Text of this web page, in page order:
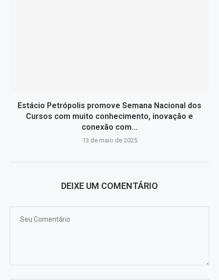
Estácio Petrópolis promove Semana Nacional dos
Cursos com muito conhecimento, inovação e
conexão com...
13 de maio de 2025
DEIXE UM COMENTÁRIO